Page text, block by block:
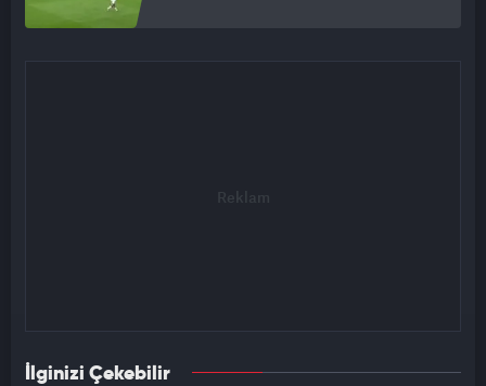
İlginizi Çekebilir